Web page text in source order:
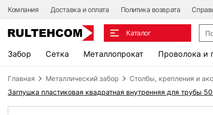
Компания Доставка и оплата Политика возврата
Каталог
Забор Сетка Металлопрокат Проволока и
Главная Металлический забор Столбы, крепления и
Заглушка пластиковая квадратная внутренняя для трубы